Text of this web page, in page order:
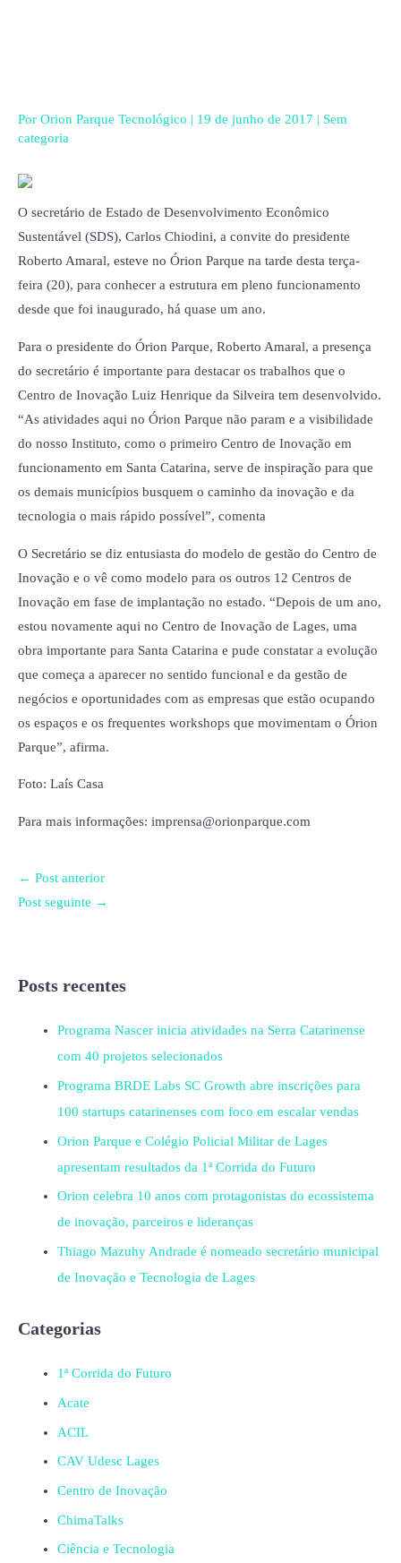
Por Orion Parque Tecnológico | 19 de junho de 2017 | Sem
categoria
O secretário de Estado de Desenvolvimento Econômico
Sustentável (SDS), Carlos Chiodini, a convite do presidente
Roberto Amaral, esteve no Órion Parque na tarde desta terça-
feira (20), para conhecer a estrutura em pleno funcionamento
desde que foi inaugurado, há quase um ano.
Para o presidente do Órion Parque, Roberto Amaral, a presença
do secretário é importante para destacar os trabalhos que o
Centro de Inovação Luiz Henrique da Silveira tem desenvolvido.
“As atividades aqui no Órion Parque não param e a visibilidade
do nosso Instituto, como o primeiro Centro de Inovação em
funcionamento em Santa Catarina, serve de inspiração para que
os demais municípios busquem o caminho da inovação e da
tecnologia o mais rápido possível”, comenta
O Secretário se diz entusiasta do modelo de gestão do Centro de
Inovação e o vê como modelo para os outros 12 Centros de
Inovação em fase de implantação no estado. “Depois de um ano,
estou novamente aqui no Centro de Inovação de Lages, uma
obra importante para Santa Catarina e pude constatar a evolução
que começa a aparecer no sentido funcional e da gestão de
negócios e oportunidades com as empresas que estão ocupando
os espaços e os frequentes workshops que movimentam o Órion
Parque”, afirma.
Foto: Laís Casa
Para mais informações: imprensa@orionparque.com
← Post anterior
Post seguinte →
Posts recentes
Programa Nascer inicia atividades na Serra Catarinense
com 40 projetos selecionados
Programa BRDE Labs SC Growth abre inscrições para
100 startups catarinenses com foco em escalar vendas
Orion Parque e Colégio Policial Militar de Lages
apresentam resultados da 1ª Corrida do Futuro
Orion celebra 10 anos com protagonistas do ecossistema
de inovação, parceiros e lideranças
Thiago Mazuhy Andrade é nomeado secretário municipal
de Inovação e Tecnologia de Lages
Categorias
1ª Corrida do Futuro
Acate
ACIL
CAV Udesc Lages
Centro de Inovação
ChimaTalks
Ciência e Tecnologia